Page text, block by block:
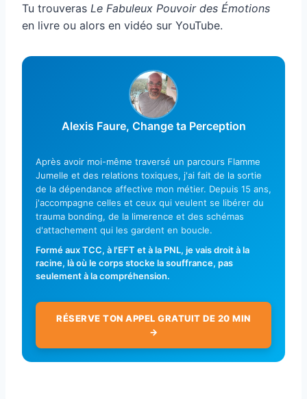
Tu trouveras Le Fabuleux Pouvoir des Émotions
en livre ou alors en vidéo sur YouTube.
Alexis Faure, Change ta Perception
Après avoir moi-même traversé un parcours Flamme
Jumelle et des relations toxiques, j'ai fait de la sortie
de la dépendance affective mon métier. Depuis 15 ans,
j'accompagne celles et ceux qui veulent se libérer du
trauma bonding, de la limerence et des schémas
d'attachement qui les gardent en boucle.
Formé aux TCC, à l'EFT et à la PNL, je vais droit à la
racine, là où le corps stocke la souffrance, pas
seulement à la compréhension.
RÉSERVE TON APPEL GRATUIT DE 20 MIN
→